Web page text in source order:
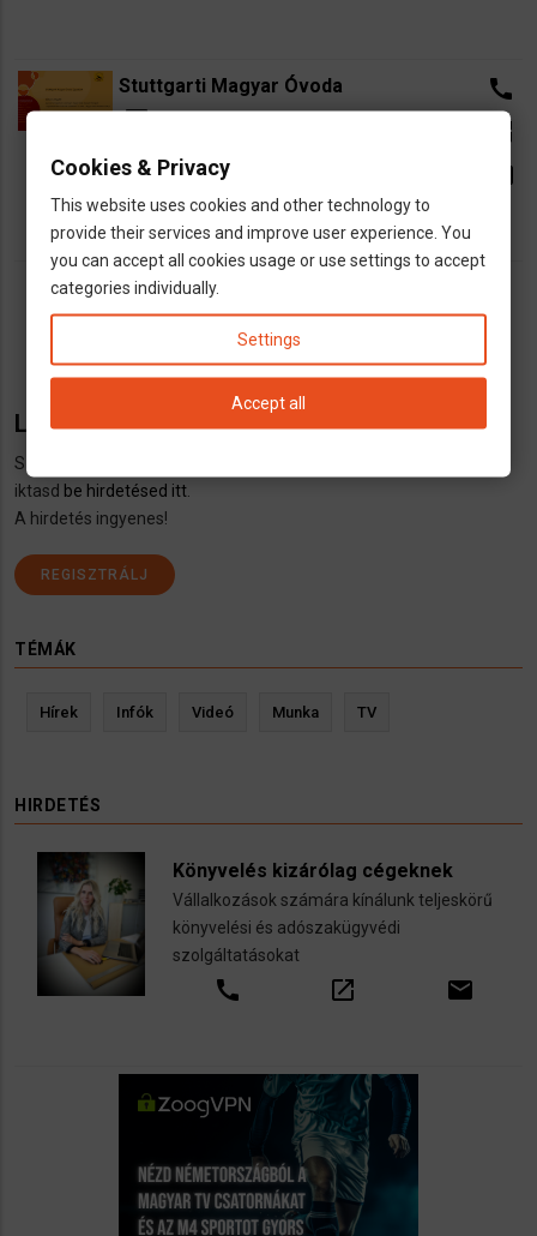
Stuttgarti Magyar Óvoda
dns
directions Haussmannstr.22 , 70190 Stuttgart
call
open_in_new
email
OldalszámozásElső
« First
Előző
oldal
‹‹ Oldal
1
Jelenlegi
2
Listára szeretnél kerülni?
Szeretnél felkerülni a listára?
iktasd be hirdetésed itt
A hirdetés ingyenes!
REGISZTRÁLJ
TÉMÁK
Hírek Infók Videó Munka TV
HIRDETÉS
Könyvelés kizárólag cégeknek
Vállalkozások számára kínálunk teljeskörű
könyvelési és adószakügyvédi
szolgáltatásokat
call open_in_new email
Cookies & Privacy
This website uses cookies and other technology to
provide their services and improve user experience. You
you can accept all cookies usage or use settings to accept
categories individually.
Settings
Accept all